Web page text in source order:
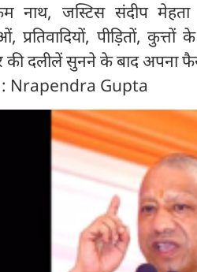
नाथ, जस्टिस संदीप
प्रतिवादियों, पीड़ितों,
की दलीलें सुनने के बाद अपना
Nrapendra Gupta